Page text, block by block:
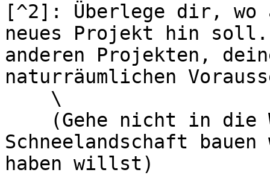
[^2]: Überlege dir, wo
neues Projekt hin soll.
anderen Projekten,
naturräumlichen
Schneelandschaft
haben willst)